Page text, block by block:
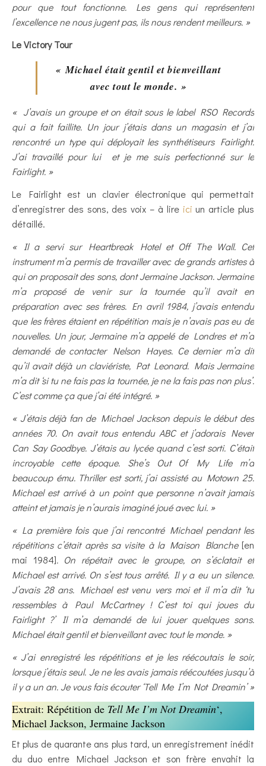
pour que tout fonctionne. Les gens qui représentent
l’excellence ne nous jugent pas, ils nous rendent meilleurs. »
Le Victory Tour
« Michael était gentil et bienveillant
avec tout le monde. »
« J’avais un groupe et on était sous le label RSO Records
qui a fait faillite. Un jour j’étais dans un magasin et j’ai
rencontré un type qui déployait les synthétiseurs Fairlight.
J’ai travaillé pour lui et je me suis perfectionné sur le
Fairlight. »
Le Fairlight est un clavier électronique qui permettait
d’enregistrer des sons, des voix – à lire ici un article plus
détaillé.
« Il a servi sur Heartbreak Hotel et Off The Wall. Cet
instrument m’a permis de travailler avec de grands artistes à
qui on proposait des sons, dont Jermaine Jackson. Jermaine
m’a proposé de venir sur la tournée qu’il avait en
préparation avec ses frères. En avril 1984, j’avais entendu
que les frères étaient en répétition mais je n’avais pas eu de
nouvelles. Un jour, Jermaine m’a appelé de Londres et m’a
demandé de contacter Nelson Hayes. Ce dernier m’a dit
qu’il avait déjà un claviériste, Pat Leonard. Mais Jermaine
m’a dit ‘si tu ne fais pas la tournée, je ne la fais pas non plus’.
C’est comme ça que j’ai été intégré. »
« J’étais déjà fan de Michael Jackson depuis le début des
années 70. On avait tous entendu ABC et j’adorais Never
Can Say Goodbye. J’étais au lycée quand c’est sorti. C’était
incroyable cette époque. She’s Out Of My Life m’a
beaucoup ému. Thriller est sorti, j’ai assisté au Motown 25.
Michael est arrivé à un point que personne n’avait jamais
atteint et jamais je n’aurais imaginé joué avec lui. »
« La première fois que j’ai rencontré Michael pendant les
répétitions c’était après sa visite à la Maison Blanche [en
mai 1984]. On répétait avec le groupe, on s’éclatait et
Michael est arrivé. On s’est tous arrêté. Il y a eu un silence.
J’avais 28 ans. Michael est venu vers moi et il m’a dit ‘tu
ressembles à Paul McCartney ! C’est toi qui joues du
Fairlight ?’ Il m’a demandé de lui jouer quelques sons.
Michael était gentil et bienveillant avec tout le monde. »
« J’ai enregistré les répétitions et je les réécoutais le soir,
lorsque j’étais seul. Je ne les avais jamais réécoutées jusqu’à
il y a un an. Je vous fais écouter ‘Tell Me I’m Not Dreamin’ »
Extrait: Répétition de Tell Me I’m Not Dreamin‘,
Michael Jackson, Jermaine Jackson
Et plus de quarante ans plus tard, un enregistrement inédit
du duo entre Michael Jackson et son frère envahit la